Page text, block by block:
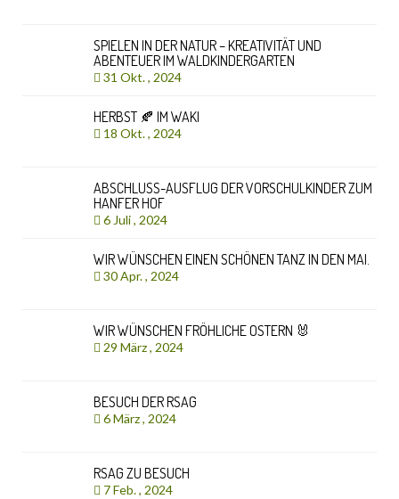
SPIELEN IN DER NATUR – KREATIVITÄT UND
ABENTEUER IM WALDKINDERGARTEN
31 Okt. , 2024
HERBST 🍂 IM WAKI
18 Okt. , 2024
ABSCHLUSS-AUSFLUG DER VORSCHULKINDER ZUM
HANFER HOF
6 Juli , 2024
WIR WÜNSCHEN EINEN SCHÖNEN TANZ IN DEN MAI.
30 Apr. , 2024
WIR WÜNSCHEN FRÖHLICHE OSTERN 🐰
29 März , 2024
BESUCH DER RSAG
6 März , 2024
RSAG ZU BESUCH
7 Feb. , 2024